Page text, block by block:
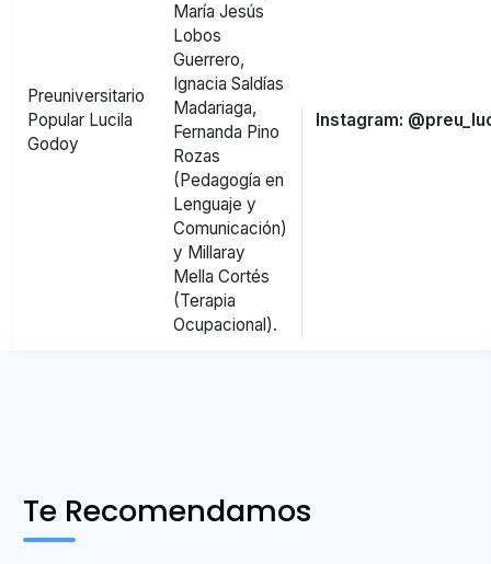
Preuniversitario
Popular Lucila
Godoy
María Jesús
Lobos
Guerrero,
Ignacia Saldías
Madariaga,
Fernanda Pino
Rozas
(Pedagogía en
Lenguaje y
Comunicación)
y Millaray
Mella Cortés
(Terapia
Ocupacional).
Instagram:
Te Recomendamos